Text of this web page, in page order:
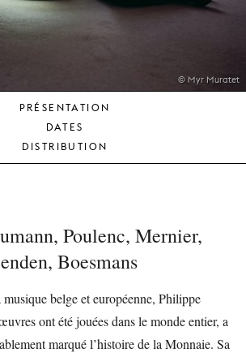
JEUNE
SOUTENIR
© Myr Muratet
PRÉSENTATION
DATES
DISTRIBUTION
Poulenc, Mernier,
Boesmans
belge et européenne, Philippe
ont été jouées dans le monde entier, a
marqué l’histoire de la Monnaie. Sa